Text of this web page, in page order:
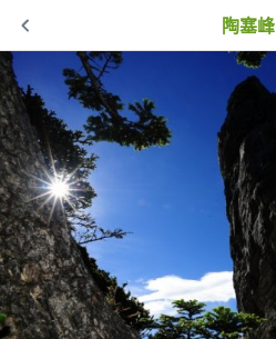
陶塞峰